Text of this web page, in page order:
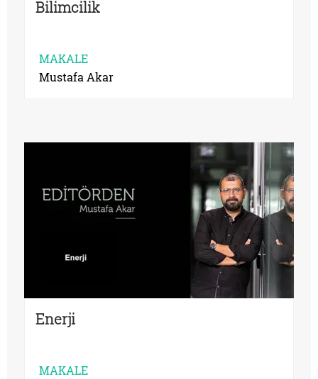
Bilimcilik
MAKALE
Mustafa Akar
Enerji
MAKALE